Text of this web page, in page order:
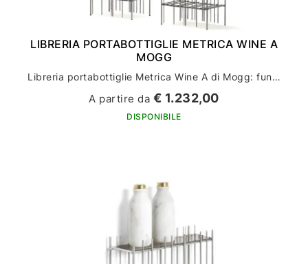
LIBRERIA PORTABOTTIGLIE METRICA WINE A
MOGG
Libreria portabottiglie Metrica Wine A di Mogg: funzionalità per l'arredamento della tua casa
A partire da € 1.232,00
DISPONIBILE